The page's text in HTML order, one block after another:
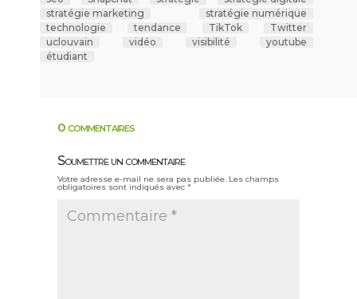
stratégie marketing
stratégie numérique
technologie
tendance TikTok
Twitter
uclouvain
vidéo visibilité
youtube
étudiant
0 commentaires
Soumettre un commentaire
Votre adresse e-mail ne sera pas publiée. Les champs
obligatoires sont indiqués avec *